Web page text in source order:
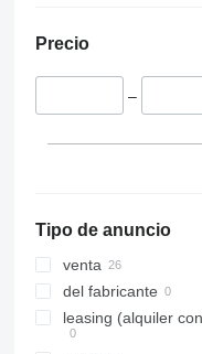
Precio
–
Tipo de anuncio
venta
del fabricante
leasing (alquiler